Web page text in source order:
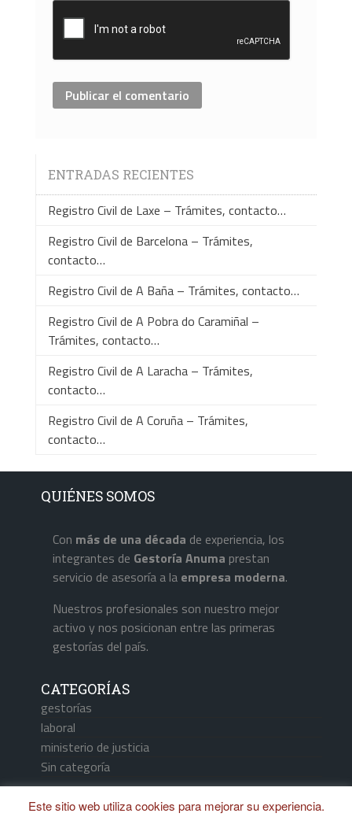
ENTRADAS RECIENTES
Registro Civil de Laxe – Trámites, contacto…
Registro Civil de Barcelona – Trámites,
contacto…
Registro Civil de A Baña – Trámites, contacto…
Registro Civil de A Pobra do Caramiñal –
Trámites, contacto…
Registro Civil de A Laracha – Trámites,
contacto…
Registro Civil de A Coruña – Trámites,
contacto…
QUIÉNES SOMOS
Con más de una década de experiencia, los
integrantes de Gestoría Anuma prestan
servicio de asesoría a la empresa moderna.
Nuestros profesionales son nuestro mejor
activo y nos posicionan entre las primeras
gestorías del país.
CATEGORÍAS
gestorías
laboral
ministerio de justicia
Sin categoría
Este sitio web utiliza cookies para mejorar su experiencia.